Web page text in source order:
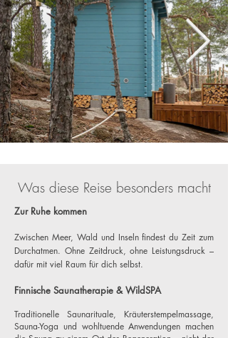
Was diese Reise besonders macht
Zur Ruhe kommen
Zwischen Meer, Wald und Inseln findest du Zeit zum
Durchatmen. Ohne Zeitdruck, ohne Leistungsdruck –
dafür mit viel Raum für dich selbst.
Finnische Saunatherapie & WildSPA
Traditionelle Saunarituale, Kräuterstempelmassage,
Sauna-Yoga und wohltuende Anwendungen machen